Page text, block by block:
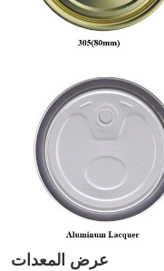
عرض المعدات